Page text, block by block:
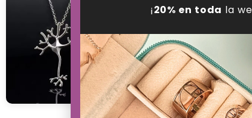
¡20% en toda la